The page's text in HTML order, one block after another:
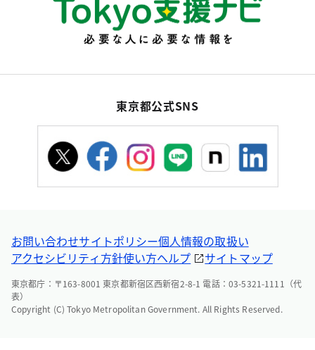
東京都公式SNS
お問い合わせサイトポリシー個人情報の取扱い
アクセシビリティ方針使い方ヘルプ サイトマップ
東京都庁：〒163-8001 東京都新宿区西新宿2-8-1 電話：03-5321-1111（代
表）
Copyright (C) Tokyo Metropolitan Government. All Rights Reserved.